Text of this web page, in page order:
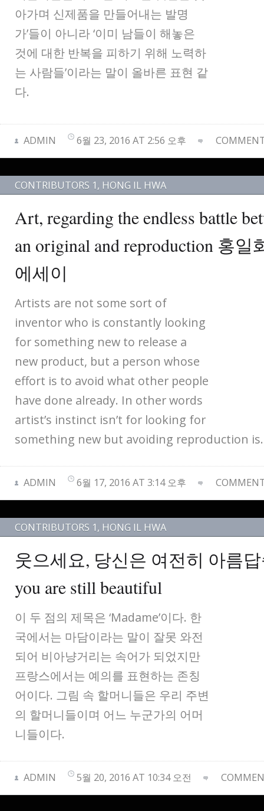
아가며 신제품을 만들어내는 발명
가’들이 아니라 ‘이미 남들이 해놓은
것에 대한 반복을 피하기 위해 노력하
는 사람들’이라는 말이 올바른 표현 같
다.
ADMIN 6월 23, 2016 AT 2:56 오후
CONTRIBUTORS 1, HONG IL HWA
Art, regarding the endless battle
an original and reproduction 홍
에세이
Artists are not some sort of
inventor who is constantly looking
for something new to release a
new product, but a person whose
effort is to avoid what other people
have done already. In other words
artist’s instinct isn’t for looking for
something new but avoiding reproduction is.
ADMIN 6월 17, 2016 AT 3:14 오후
CONTRIBUTORS 1, HONG IL HWA
웃으세요, 당신은 여전히 아름
you are still beautiful
이 두 점의 제목은 ‘Madame’이다. 한
국에서는 마담이라는 말이 잘못 와전
되어 비아냥거리는 속어가 되었지만
프랑스에서는 예의를 표현하는 존칭
어이다. 그림 속 할머니들은 우리 주변
의 할머니들이며 어느 누군가의 어머
니들이다.
ADMIN 5월 20, 2016 AT 10:34 오전